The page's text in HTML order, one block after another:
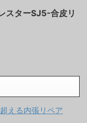
スターSJ5-合皮リ
える内張リペア